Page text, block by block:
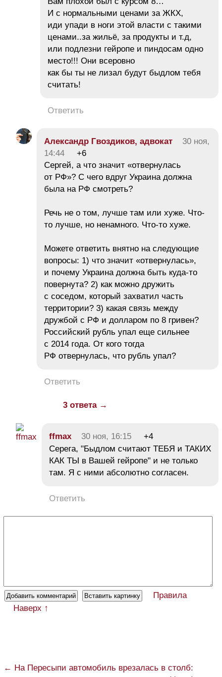
И с нормальными ценами за ЖКХ,
иди упади в ноги этой власти с такими
ценами..за жильё, за продукты и т.д,
или подлезни гейропе и пиндосам одно
место!!! Они всеровно
как бы ты не лизал будут быдлом тебя
считать!
Ответить
Александр Гвоздиков, адвокат
30 ноя,
14:44
+6
Сергей, а что значит «отвернулась
от РФ»? С чего вдруг Украина должна
была на РФ смотреть?
Речь не о том, лучше там или хуже. Что-
то лучше, но ненамного. Что-то хуже.
Можете ответить внятно на следующие
вопросы: 1) что значит «отвернулась»,
и почему Украина должна быть куда-то
повернута? 2) как можно дружить
с соседом, который захватил часть
территории? 3) какая связь между
дружбой с РФ и долларом по 8 гривен?
Российский рубль упал еще сильнее
с 2014 года. От кого тогда
РФ отвернулась, что рубль упал?
Ответить
3 ответа →
ffmax 30 ноя, 16:15
+4
Серега, "Быдлом считают ТЕБЯ и ТАКИХ
КАК ТЫ в Вашей гейропе" и не только
там. Я с ними абсолютно согласен.
Ответить
Правила
Наверх ↑
← На Пересыпи автомобиль врезалась в столб: